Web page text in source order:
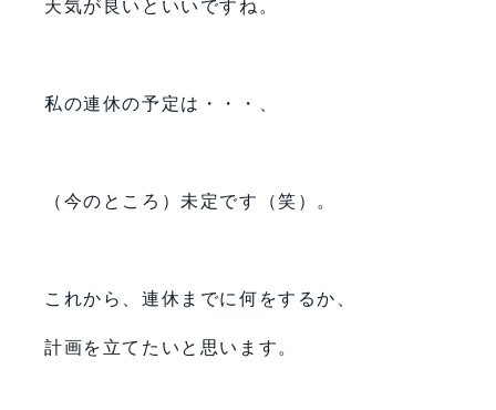
天気が良いといいですね。
私の連休の予定は・・・、
（今のところ）未定です（笑）。
これから、連休までに何をするか、
計画を立てたいと思います。